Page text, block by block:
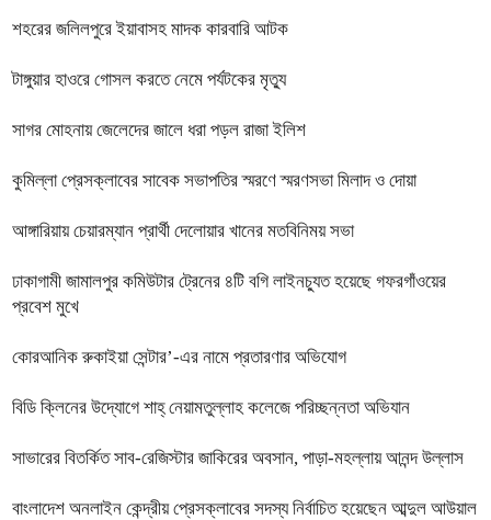
শহরের জলিলপুরে ইয়াবাসহ মাদক কারবারি আটক
টাঙ্গুয়ার হাওরে গোসল করতে নেমে পর্যটকের মৃত্যু
সাগর মোহনায় জেলেদের জালে ধরা পড়ল রাজা ইলিশ
কুমিল্লা প্রেসক্লাবের সাবেক সভাপতির স্মরণে স্মরণসভা মিলাদ ও দোয়া
আঙ্গারিয়ায় চেয়ারম্যান প্রার্থী দেলোয়ার খানের মতবিনিময় সভা
ঢাকাগামী জামালপুর কমিউটার ট্রেনের ৪টি বগি লাইনচ্যুত হয়েছে গফরগাঁওয়ের
প্রবেশ মুখে
কোরআনিক রুকাইয়া সেন্টার’-এর নামে প্রতারণার অভিযোগ
বিডি ক্লিনের উদ্যোগে শাহ্ নেয়ামতুল্লাহ কলেজে পরিচ্ছন্নতা অভিযান
সাভারের বিতর্কিত সাব-রেজিস্টার জাকিরের অবসান, পাড়া-মহল্লায় আনন্দ উল্লাস
বাংলাদেশ অনলাইন কেন্দ্রীয় প্রেসক্লাবের সদস্য নির্বাচিত হয়েছেন আব্দুল আউয়াল